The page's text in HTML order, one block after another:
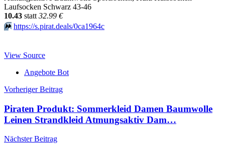
Laufsocken Schwarz 43-46
10.43 statt 32.99 €
⏩️ https://s.pirat.deals/0ca1964c
View Source
Angebote Bot
Beitragsnavigation
Vorheriger Beitrag
Piraten Produkt: Sommerkleid Damen Baumwolle
Leinen Strandkleid Atmungsaktiv Dam…
Nächster Beitrag